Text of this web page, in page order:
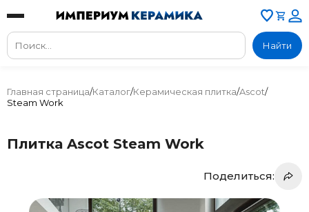
Найти
Главная страница/Каталог/Керамическая плитка/Ascot/
Steam Work
Плитка Ascot Steam Work
Поделиться: